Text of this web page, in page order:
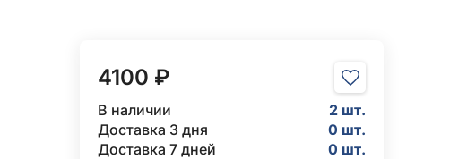
4100 ₽
В наличии
2 шт.
Доставка 3 дня
0 шт.
Доставка 7 дней
0 шт.